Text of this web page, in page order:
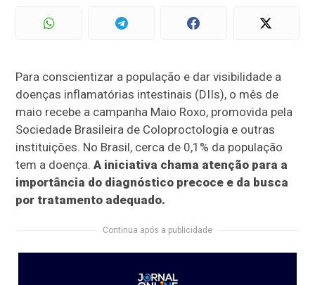
Para conscientizar a população e dar visibilidade a
doenças inflamatórias intestinais (DIIs), o mês de
maio recebe a campanha Maio Roxo, promovida pela
Sociedade Brasileira de Coloproctologia e outras
instituições. No Brasil, cerca de 0,1% da população
tem a doença.A iniciativa chama atenção para a
importância do diagnóstico precoce e da busca
por tratamento adequado.
Continua após a publicidade